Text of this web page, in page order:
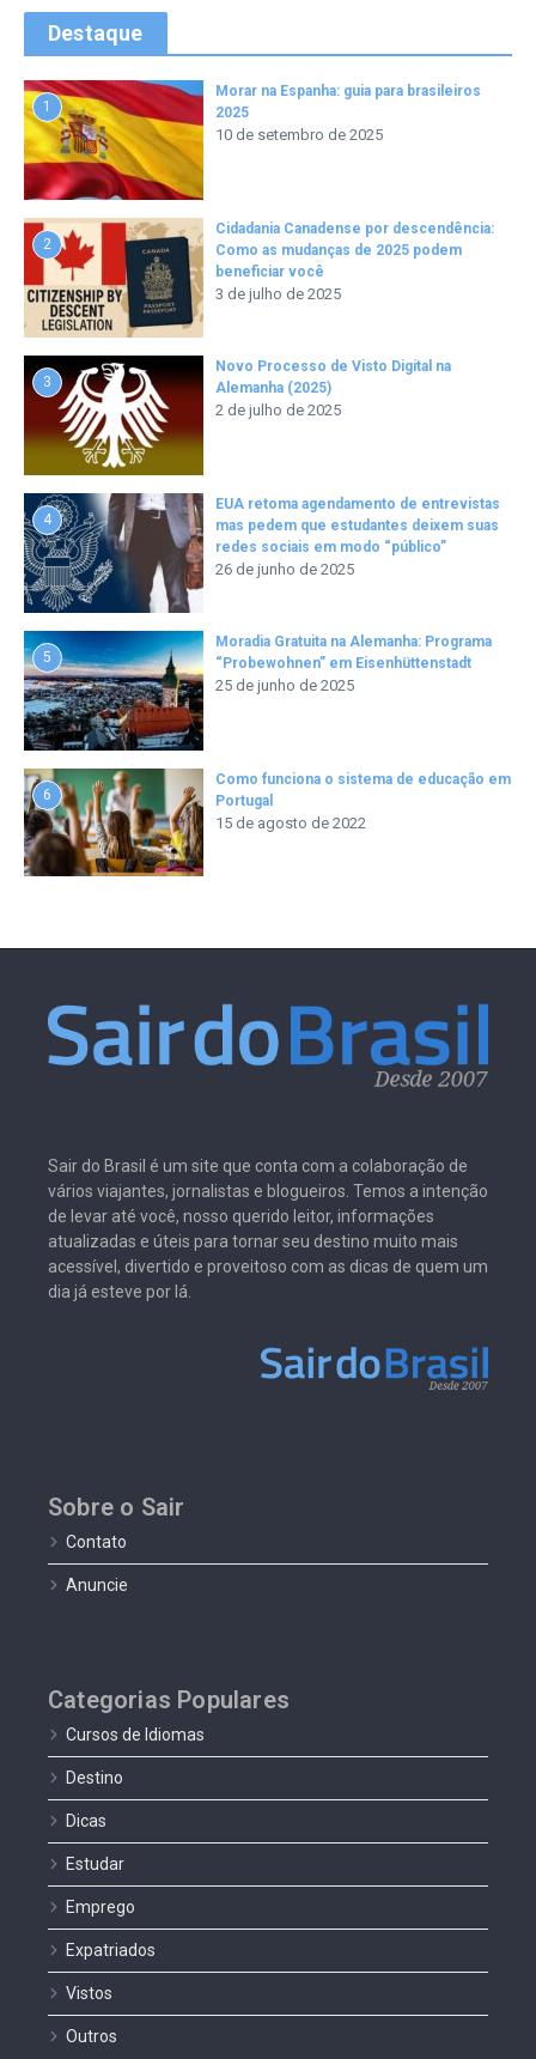
Destaque
1
Morar na Espanha: guia para brasileiros
2025
10 de setembro de 2025
2
Cidadania Canadense por descendência:
Como as mudanças de 2025 podem
beneficiar você
3 de julho de 2025
3
Novo Processo de Visto Digital na
Alemanha (2025)
2 de julho de 2025
4
EUA retoma agendamento de entrevistas
mas pedem que estudantes deixem suas
redes sociais em modo “público”
26 de junho de 2025
5
Moradia Gratuita na Alemanha: Programa
“Probewohnen” em Eisenhüttenstadt
25 de junho de 2025
6
Como funciona o sistema de educação em
Portugal
15 de agosto de 2022
Sair do Brasil é um site que conta com a colaboração de
vários viajantes, jornalistas e blogueiros. Temos a intenção
de levar até você, nosso querido leitor, informações
atualizadas e úteis para tornar seu destino muito mais
acessível, divertido e proveitoso com as dicas de quem um
dia já esteve por lá.
Sobre o Sair
Contato
Anuncie
Categorias Populares
Cursos de Idiomas
Destino
Dicas
Estudar
Emprego
Expatriados
Vistos
Outros